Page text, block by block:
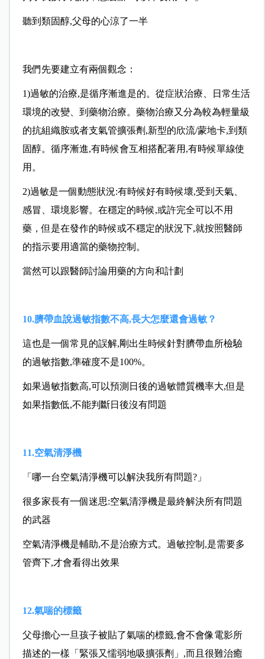
聽到類固醇,父母的心涼了一半
我們先要建立有兩個觀念：
1)過敏的治療,是循序漸進是的。從症狀治療、日常生活
環境的改變、到藥物治療。藥物治療又分為較為輕量級
的抗組織胺或者支氣管擴張劑,新型的欣流/蒙地卡,到類
固醇。循序漸進,有時候會互相搭配著用,有時候單線使
用。
2)過敏是一個動態狀況:有時候好有時候壞,受到天氣、
感冒、環境影響。在穩定的時候,或許完全可以不用
藥，但是在發作的時候或不穩定的狀況下,就按照醫師
的指示要用適當的藥物控制。
當然可以跟醫師討論用藥的方向和計劃
10.臍帶血說過敏指數不高,長大怎麼還會過敏？
這也是一個常見的誤解,剛出生時候針對臍帶血所檢驗
的過敏指數,準確度不是100%。
如果過敏指數高,可以預測日後的過敏體質機率大,但是
如果指數低,不能判斷日後沒有問題
11.空氣清淨機
「哪一台空氣清淨機可以解決我所有問題?」
很多家長有一個迷思:空氣清淨機是最終解決所有問題
的武器
空氣清淨機是輔助,不是治療方式。過敏控制,是需要多
管齊下,才會看得出效果
12.氣喘的標籤
父母擔心一旦孩子被貼了氣喘的標籤,會不會像電影所
描述的一樣「緊張又懦弱地吸擴張劑」,而且很難治癒